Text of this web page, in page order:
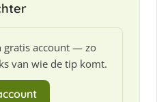
gratis account — zo
van wie de tip komt.